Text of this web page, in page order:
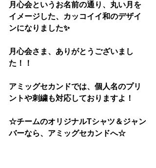
月心会というお名前の通り、丸い月を
イメージした、カッコイイ和のデザイ
ンになりました✨
月心会さま 、ありがとうございまし
た！！
アミッグセカンドでは、個人名のプリ
ントや刺繍も対応しておりますよ！
☆チームのオリジナルTシャツ＆ジャン
バーなら、アミッグセカンドへ☆